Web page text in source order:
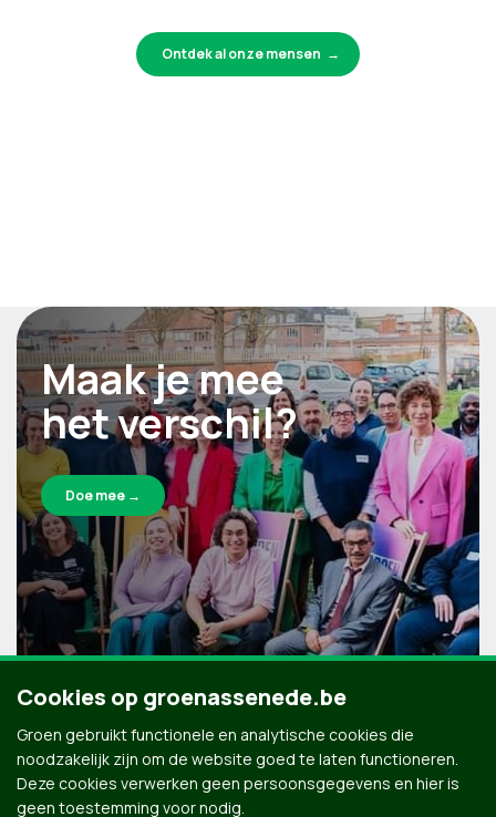
Ontdek al onze mensen
Maak je mee
het verschil?
Doe mee →
Cookies op groenassenede.be
Groen gebruikt functionele en analytische cookies die
noodzakelijk zijn om de website goed te laten functioneren.
Deze cookies verwerken geen persoonsgegevens en hier is
geen toestemming voor nodig.